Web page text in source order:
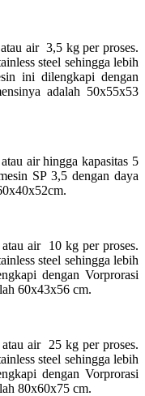
air 3,5 kg per proses.
steel sehingga lebih
ini dilengkapi dengan
adalah 50x55x53
air hingga kapasitas 5
SP 3,5 dengan daya
air 10 kg per proses.
steel sehingga lebih
dengan Vorprorasi
60x43x56 cm.
air 25 kg per proses.
steel sehingga lebih
dengan Vorprorasi
80x60x75 cm.